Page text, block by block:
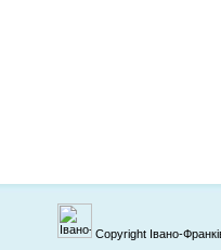
Copyright Івано-